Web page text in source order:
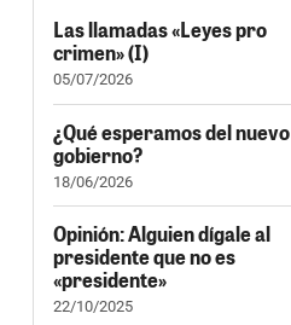
Las llamadas «Leyes pro
crimen» (I)
05/07/2026
¿Qué esperamos del nuevo
gobierno?
18/06/2026
Opinión: Alguien dígale al
presidente que no es
«presidente»
22/10/2025